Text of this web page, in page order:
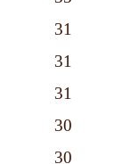
31
31
31
30
30